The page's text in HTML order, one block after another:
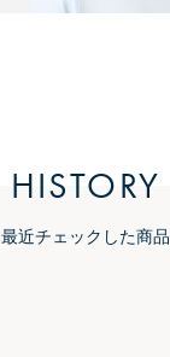
HISTORY
最近チェックした商品